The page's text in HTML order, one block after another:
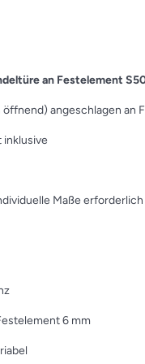
an Festelement
angeschlagen an
inklusive
Maße erforderlich
6 mm